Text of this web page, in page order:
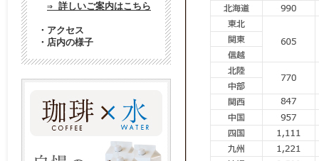
⇒ 詳しいご案内はこちら
・ アクセス
・ 店内の様子